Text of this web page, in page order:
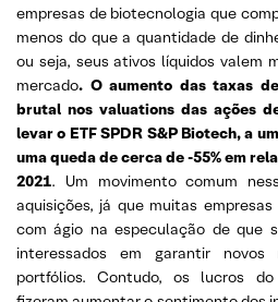
empresas de biotecnologia que
menos do que a quantidade de
ou seja, seus ativos líquidos valem
mercado. O aumento das taxas
brutal nos valuations das ações
levar o ETF SPDR S&P Biotech, a
uma queda de cerca de -55% em
2021. Um movimento comum
aquisições, já que muitas
com ágio na especulação de que
interessados ​​em garantir novos
portfólios. Contudo, os lucros